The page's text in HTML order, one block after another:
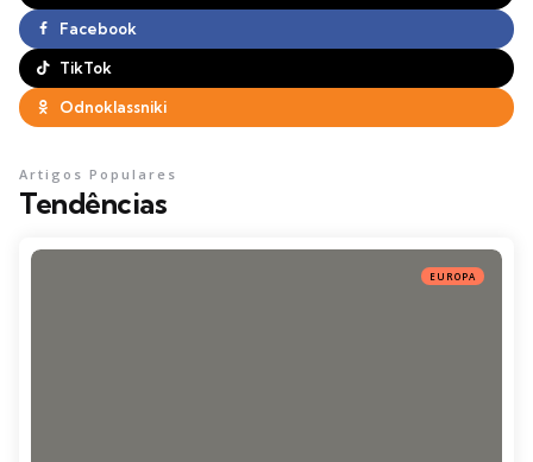
Facebook
TikTok
Odnoklassniki
Tendências
Artigos Populares
EUROPA